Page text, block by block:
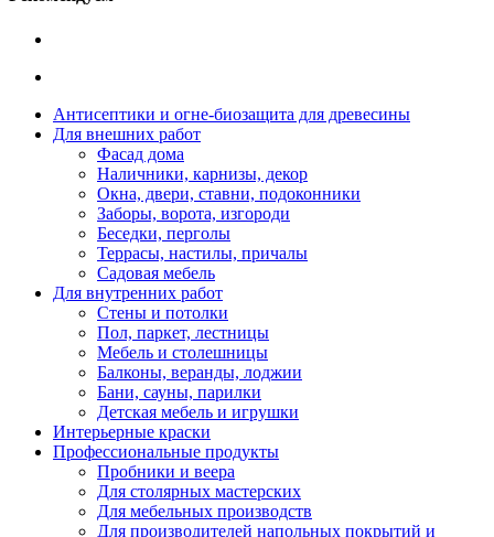
Антисептики и огне-биозащита для древесины
Для внешних работ
Фасад дома
Наличники, карнизы, декор
Окна, двери, ставни, подоконники
Заборы, ворота, изгороди
Беседки, перголы
Террасы, настилы, причалы
Садовая мебель
Для внутренних работ
Стены и потолки
Пол, паркет, лестницы
Мебель и столешницы
Балконы, веранды, лоджии
Бани, сауны, парилки
Детская мебель и игрушки
Интерьерные краски
Профессиональные продукты
Пробники и веера
Для столярных мастерских
Для мебельных производств
Для производителей напольных покрытий и